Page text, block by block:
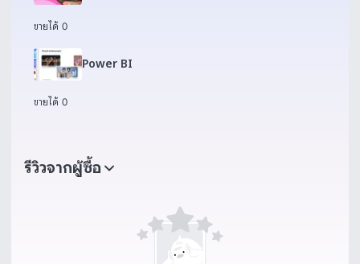
ขายได้ 0
Power BI
ขายได้ 0
รีวิวจากผู้ซื้อ